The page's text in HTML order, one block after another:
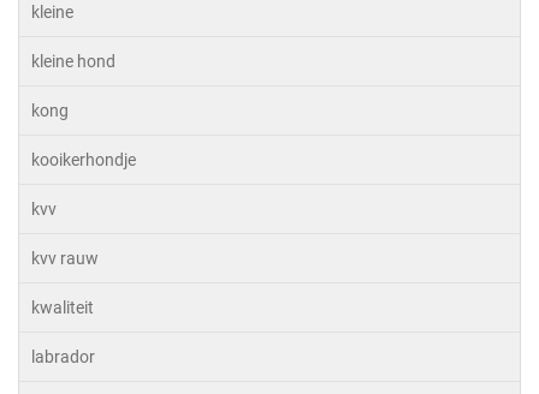
kleine
kleine hond
kong
kooikerhondje
kvv
kvv rauw
kwaliteit
labrador